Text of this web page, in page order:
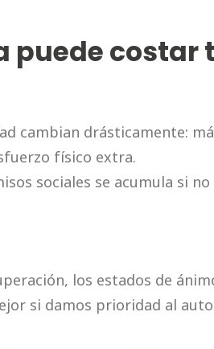
puede costar
cambian drásticamente:
físico extra.
sociales se acumula si
los estados de
si damos prioridad al